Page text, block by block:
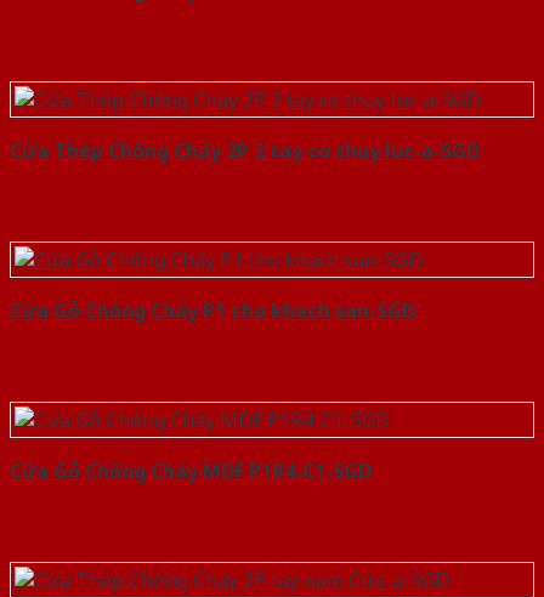
Cửa Thép Chống Cháy 2P 2 tay co thuy luc-a-SGD
Cửa Gỗ Chống Cháy P1 cho khach san-SGD
Cửa Gỗ Chống Cháy MDF P1R4-C1-SGD